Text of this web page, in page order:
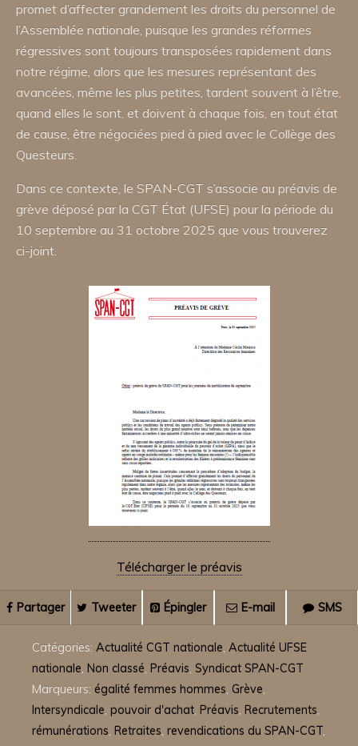
promet d’affecter grandement les droits du personnel de
l’Assemblée nationale, puisque les grandes réformes
régressives sont toujours transposées rapidement dans
notre régime, alors que les mesures représentant des
avancées, même les plus petites, tardent souvent à l’être,
quand elles le sont, et doivent à chaque fois, en tout état
de cause, être négociées pied à pied avec le Collège des
Questeurs.
Dans ce contexte, le SPAN-CGT s’associe au préavis de
grève déposé par la CGT État (UFSE) pour la période du
10 septembre au 31 octobre 2025 que vous trouverez
ci-joint.
Télécharger le préavis
Partager Tweeter Épingler E-mail SMS
Catégories: Actualité CGT nationale, Actualité UFSE
nationale, Non classé, Préavis, Syndicat SPAN-CGT
Marqueurs: égalité femmes hommes, Grève,
Intersyndicale, pouvoir d'achat, Préavis, Recrutements,
rémunérations, Retraites, revendications du SPAN-CGT,